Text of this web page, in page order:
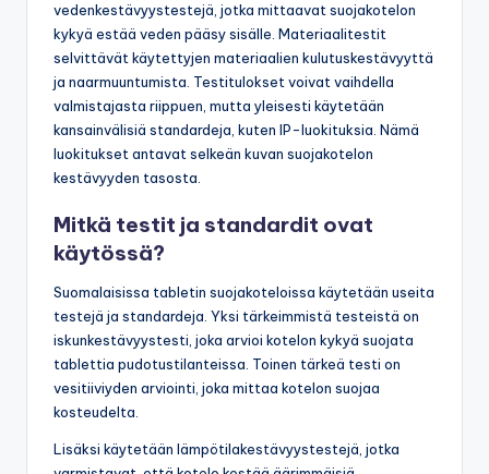
vedenkestävyystestejä, jotka mittaavat suojakotelon
kykyä estää veden pääsy sisälle. Materiaalitestit
selvittävät käytettyjen materiaalien kulutuskestävyyttä
ja naarmuuntumista. Testitulokset voivat vaihdella
valmistajasta riippuen, mutta yleisesti käytetään
kansainvälisiä standardeja, kuten IP-luokituksia. Nämä
luokitukset antavat selkeän kuvan suojakotelon
kestävyyden tasosta.
Mitkä testit ja standardit ovat
käytössä?
Suomalaisissa tabletin suojakoteloissa käytetään useita
testejä ja standardeja. Yksi tärkeimmistä testeistä on
iskunkestävyystesti, joka arvioi kotelon kykyä suojata
tablettia pudotustilanteissa. Toinen tärkeä testi on
vesitiiviyden arviointi, joka mittaa kotelon suojaa
kosteudelta.
Lisäksi käytetään lämpötilakestävyystestejä, jotka